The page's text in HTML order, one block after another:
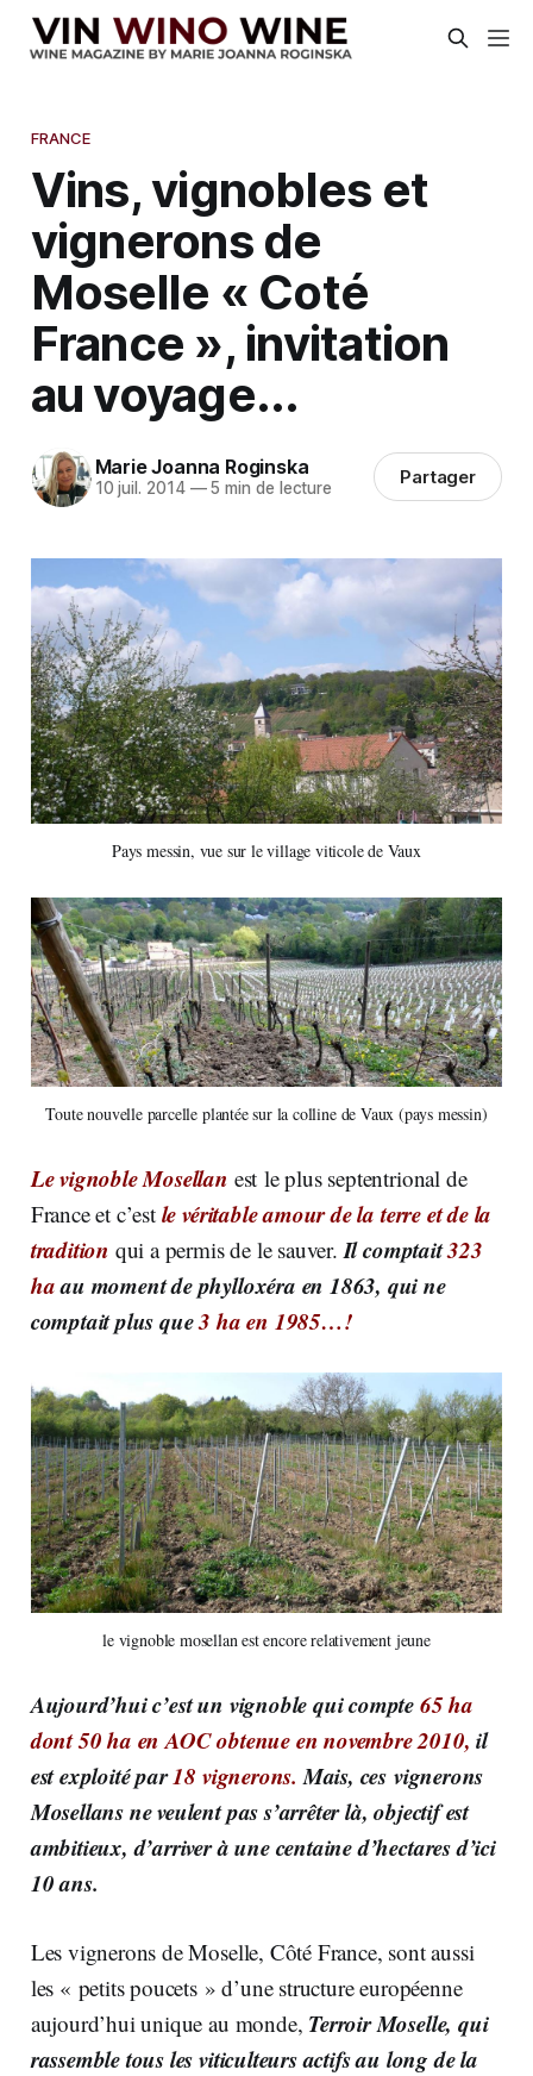
FRANCE
Vins, vignobles et
vignerons de
Moselle « Coté
France », invitation
au voyage...
Marie Joanna Roginska
10 juil. 2014 —5 min de lecture Partager
Pays messin, vue sur le village viticole de Vaux
Toute nouvelle parcelle plantée sur la colline de Vaux (pays messin)
Le vignoble Mosellan est le plus septentrional de
France et c’est le véritable amour de la terre et de la
tradition qui a permis de le sauver.Il comptait323
haau moment de phylloxéra en 1863, qui ne
comptait plus que3 ha en 1985…!
le vignoble mosellan est encore relativement jeune
Aujourd’hui c’est un vignoble qui compte65 ha
dont 50 ha en AOCobtenue en novembre 2010, il
est exploité par18 vignerons. Mais, ces vignerons
Mosellans ne veulent pas s’arrêter là, objectif est
ambitieux, d’arriver à une centaine d’hectares d’ici
10 ans.
Les vignerons de Moselle, Côté France, sont aussi
les « petits poucets » d’une structure européenne
aujourd’hui unique au monde, Terroir Moselle, qui
rassemble tous les viticulteurs actifs au long de la